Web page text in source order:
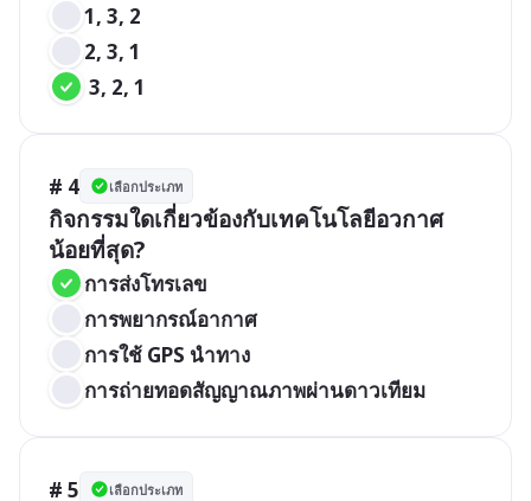
1, 3, 2
2, 3, 1
3, 2, 1
# 4 เลือกประเภท
กิจกรรมใดเกี่ยวข้องกับเทคโนโลยีอวกาศ
น้อยที่สุด?
การส่งโทรเลข
การพยากรณ์อากาศ
การใช้ GPS นำทาง
การถ่ายทอดสัญญาณภาพผ่านดาวเทียม
# 5 เลือกประเภท